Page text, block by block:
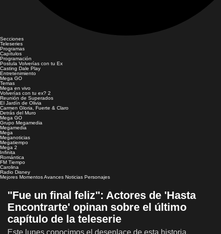
Secciones
Teleseries
Programas
Capítulos
Programación
Postula Volverías con tu Ex
Casting Dale Play
Entretenimiento
Mega GO
Temas
Mega en vivo
Volverías con tu ex? 2
Reunión de Superados
El Jardín de Olivia
Carmen Gloria, Fuerte & Claro
Detrás del Muro
Mega GO
Grupo Megamedia
Megamedia
Mega
Meganoticias
Megatiempo
Mega 2
Infinita
Romántica
FM Tiempo
Carolina
Radio Disney
Mejores MomentosAvances Noticias Personajes
"Fue un final feliz": Actores de 'Hasta
Encontrarte' opinan sobre el último
capítulo de la teleserie
Este lunes conocimos el desenlace de esta historia.